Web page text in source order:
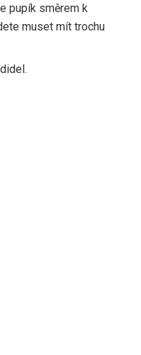
pupík směrem k
muset mít trochu